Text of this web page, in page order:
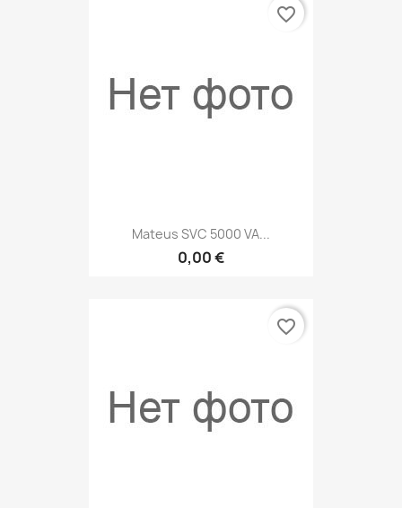
Mateus SVC 5000 VA...
0,00 €
favorite_border
favorite_border